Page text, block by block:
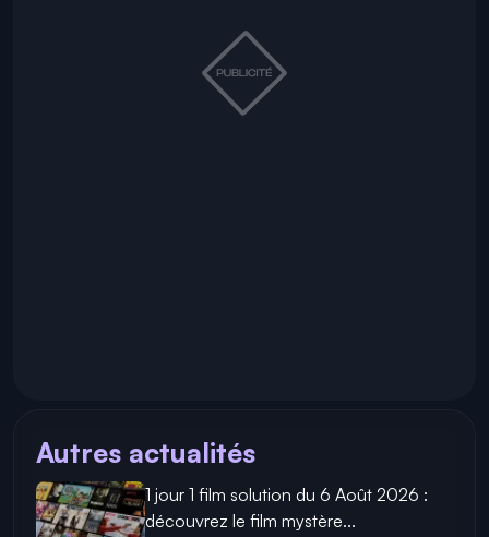
Autres actualités
1 jour 1 film solution du 6 Août 2026 :
découvrez le film mystère...